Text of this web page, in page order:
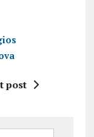
post